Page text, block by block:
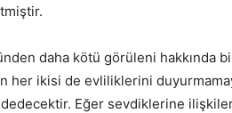
daha kötü görüleni hakkında
her ikisi de evliliklerini
Eğer sevdiklerine